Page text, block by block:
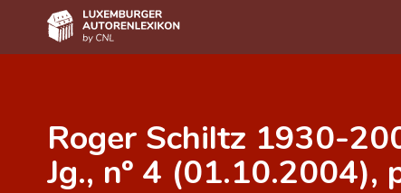
Autor(inn)en A-Z
Erweiterte Suche
Roger Schiltz 1930-
Jg., nº 4 (01.10.2004),